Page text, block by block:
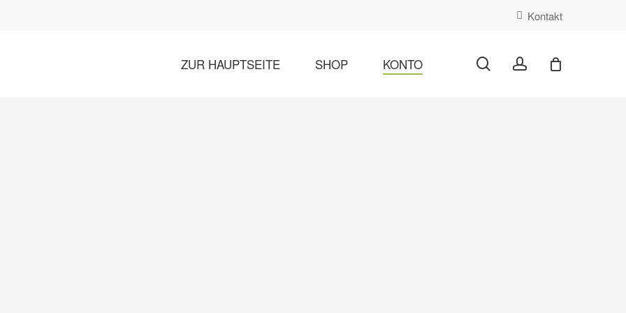
Kontakt
ZUR HAUPTSEITE SHOP KONTO searchaccount